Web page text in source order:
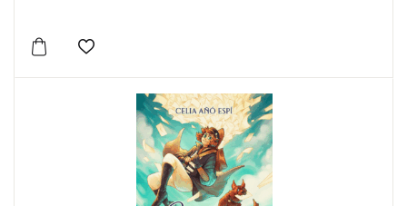
Este producto tiene múltiples variantes. Las
Añadir a la lista de deseos